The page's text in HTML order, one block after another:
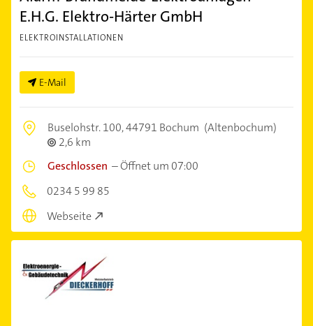
E.H.G. Elektro-Härter GmbH
ELEKTROINSTALLATIONEN
E-Mail
Buselohstr. 100,44791 Bochum (Altenbochum)
2,6 km
Geschlossen –Öffnet um 07:00
0234 5 99 85
Webseite